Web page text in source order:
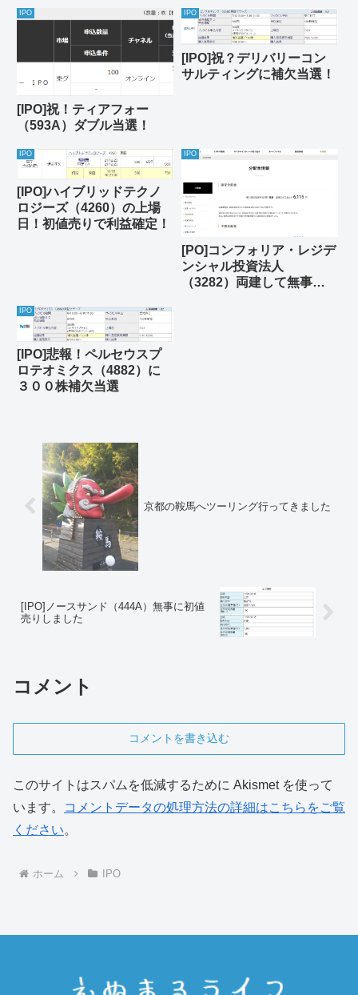
IPO
[IPO]祝！ティアフォー
（593A）ダブル当選！
IPO
[IPO]祝？デリバリーコン
サルティングに補欠当選！
IPO
[IPO]ハイブリッドテクノ
ロジーズ（4260）の上場
日！初値売りで利益確定！
IPO
[PO]コンフォリア・レジデ
ンシャル投資法人
（3282）両建して無事に
IPO
[IPO]悲報！ペルセウスプ
ロテオミクス（4882）に
３００株補欠当選
京都の鞍馬へツーリング行ってきました
[IPO]ノースサンド（444A）無事に初値
売りしました
コメント
コメントを書き込む
このサイトはスパムを低減するために Akismet を使って
います。
コメントデータの処理方法の詳細はこちらをご覧
ください。
ホーム IPO